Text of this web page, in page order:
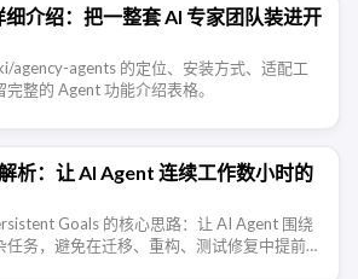
介绍：把一整套 AI 专家团队装进开
agency-agents 的定位、安装方式、适配工
整的 Agent 功能介绍表格。
析：让 AI Agent 连续工作数小时的
Goals 的核心思路：让 AI Agent 围绕
务，避免在迁移、重构、测试修复中提前宣